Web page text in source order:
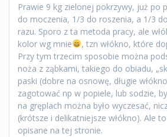
Prawie 9 kg zielonej pokrzywy, już po
do moczenia, 1/3 do roszenia, a 1/3
razu. Sporo z ta metoda pracy, ale
kolor wg mnie
, tzn włókno, które
Przy tym trzecim sposobie można
noża z ząbkami, takiego do obiadu,
paski (dobre na osnowę, długie
zagotować np w popiele, lub sodzie,
na gręplach można było wyczesać,
(krótsze i delikatniejsze włókno). Ale
opisane na tej stronie.